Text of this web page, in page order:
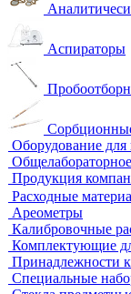
Песчаные бани
Оборудование
ветеринарии
Аспираторы
Оборудование для
Продукция